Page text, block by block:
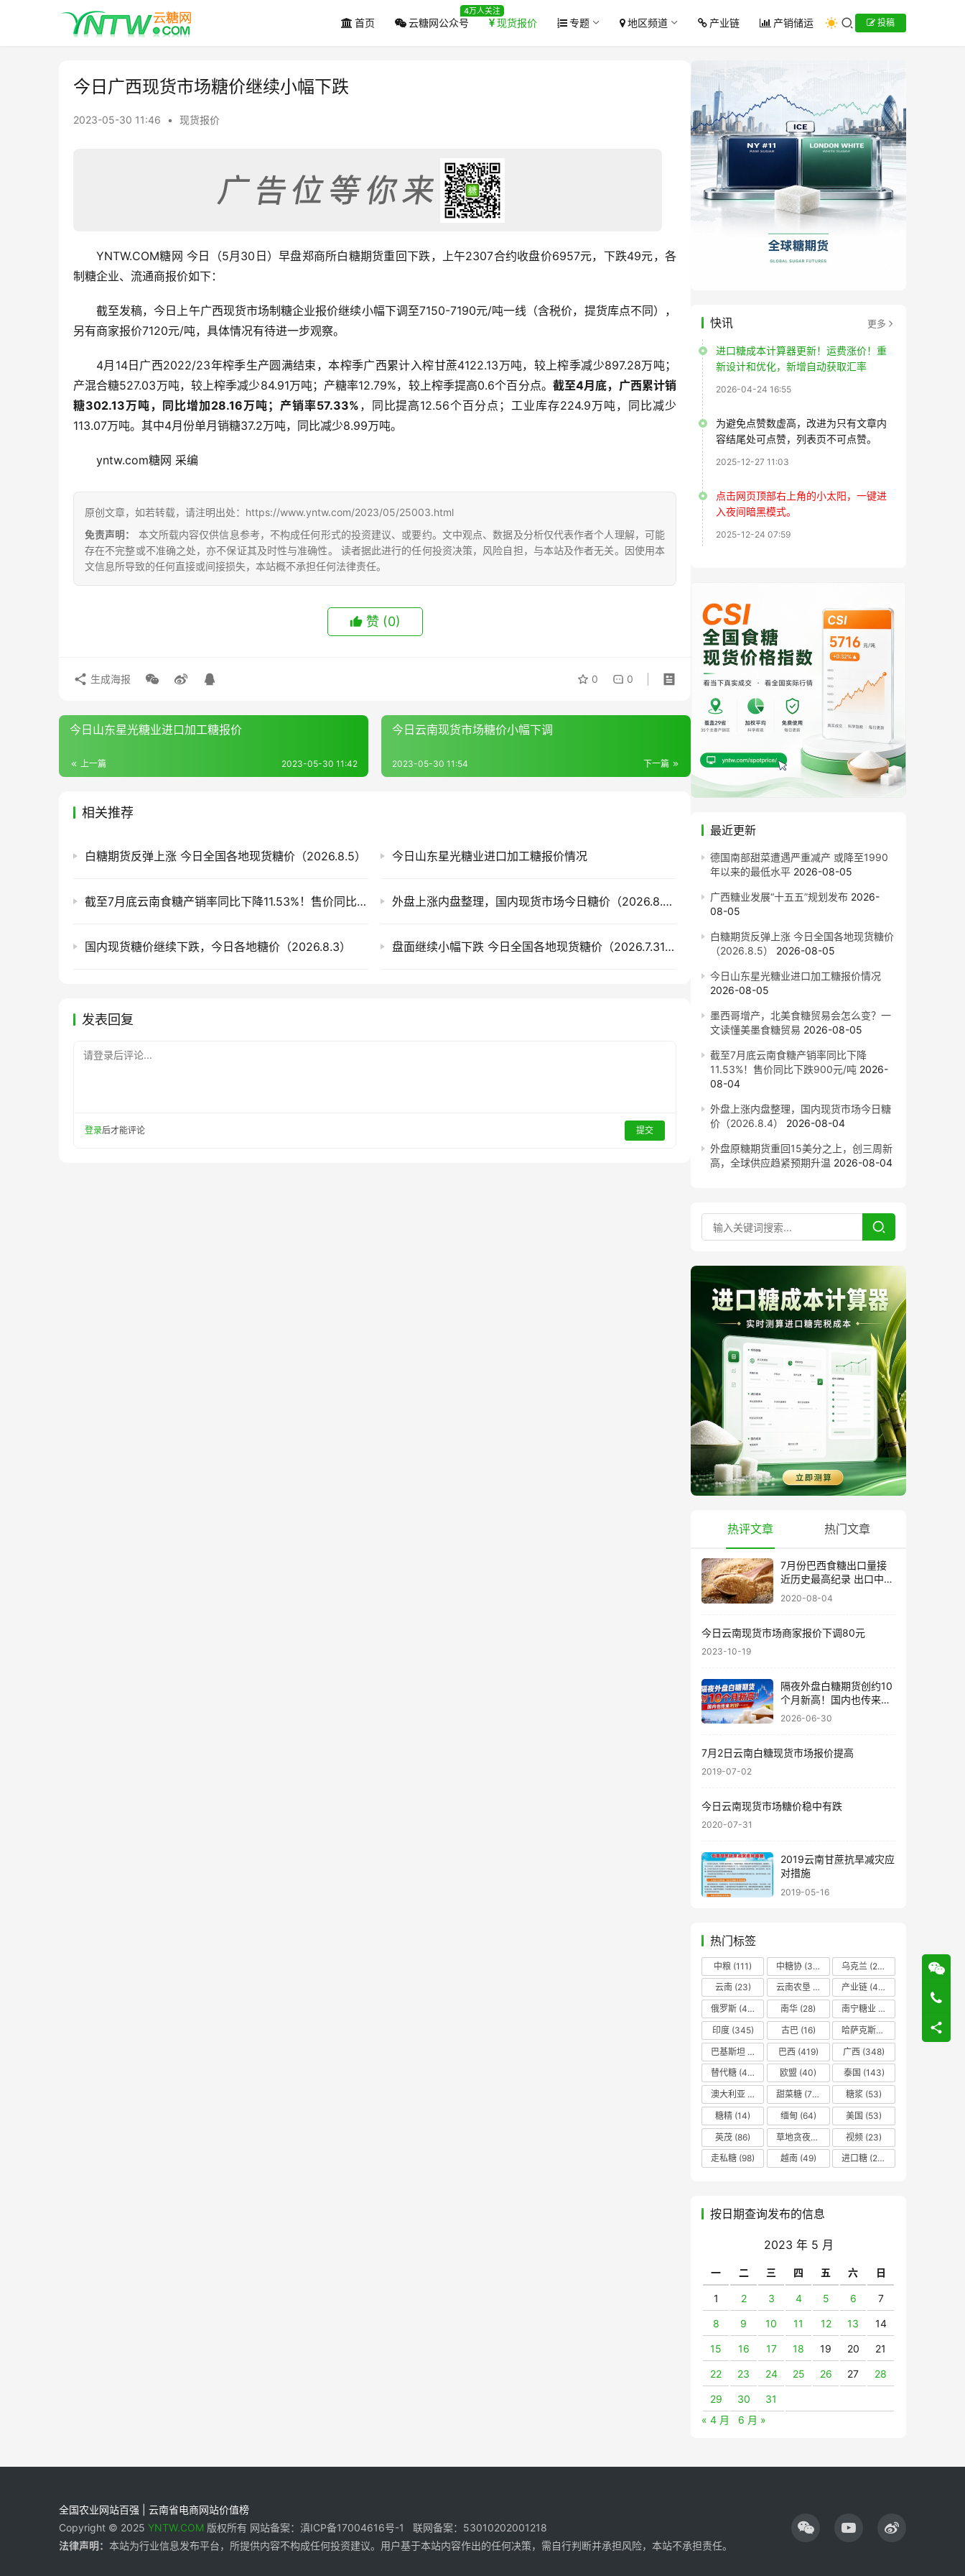
首页 云糖网公众号
4万人关注
现货报价 专题 地区频道 产业链 产销储运 投稿
今日广西现货市场糖价继续小幅下跌
2023-05-30 11:46 • 现货报价
YNTW.COM糖网 今日（5月30日）早盘郑商所白糖期货重回下跌，上午2307合约收盘价6957元，下跌49元，各
制糖企业、流通商报价如下：
截至发稿，今日上午广西现货市场制糖企业报价继续小幅下调至7150-7190元/吨一线（含税价，提货库点不同），
另有商家报价7120元/吨，具体情况有待进一步观察。
4月14日广西2022/23年榨季生产圆满结束，本榨季广西累计入榨甘蔗4122.13万吨，较上榨季减少897.28万吨；
产混合糖527.03万吨，较上榨季减少84.91万吨；产糖率12.79%，较上榨季提高0.6个百分点。 截至4月底，广西累计销
糖302.13万吨，同比增加28.16万吨；产销率57.33% ，同比提高12.56个百分点；工业库存224.9万吨，同比减少
113.07万吨。其中4月份单月销糖37.2万吨，同比减少8.99万吨。
yntw.com糖网 采编
原创文章，如若转载，请注明出处：https://www.yntw.com/2023/05/25003.html
免责声明：
本文所载内容仅供信息参考，不构成任何形式的投资建议、或要约。文中观点、数据及分析仅代表作者个人理解，可能
存在不完整或不准确之处，亦不保证其及时性与准确性。 读者据此进行的任何投资决策，风险自担，与本站及作者无关。因使用本
文信息所导致的任何直接或间接损失，本站概不承担任何法律责任。
赞 (0)
0 0
生成海报
今日山东星光糖业进口加工糖报价
上一篇 2023-05-30 11:42
今日云南现货市场糖价小幅下调
下一篇
2023-05-30 11:54
相关推荐
白糖期货反弹上涨 今日全国各地现货糖价（2026.8.5） 今日山东星光糖业进口加工糖报价情况
截至7月底云南食糖产销率同比下降11.53%！售价同比下跌900元/吨 外盘上涨内盘整理，国内现货市场今日糖价（2026.8.4）
国内现货糖价继续下跌，今日各地糖价（2026.8.3） 盘面继续小幅下跌 今日全国各地现货糖价（2026.7.31）
发表回复
请登录后评论...
登录后才能评论 提交
快讯 更多
进口糖成本计算器更新！运费涨价！重
新设计和优化，新增自动获取汇率
2026-04-24 16:55
为避免点赞数虚高，改进为只有文章内
容结尾处可点赞，列表页不可点赞。
2025-12-27 11:03
点击网页顶部右上角的小太阳，一键进
入夜间暗黑模式。
2025-12-24 07:59
最近更新
德国南部甜菜遭遇严重减产 或降至1990
年以来的最低水平 2026-08-05
广西糖业发展“十五五”规划发布 2026-
08-05
白糖期货反弹上涨 今日全国各地现货糖价
（2026.8.5）
2026-08-05
今日山东星光糖业进口加工糖报价情况
2026-08-05
墨西哥增产，北美食糖贸易会怎么变？一
文读懂美墨食糖贸易 2026-08-05
截至7月底云南食糖产销率同比下降
11.53%！售价同比下跌900元/吨 2026-
08-04
外盘上涨内盘整理，国内现货市场今日糖
价（2026.8.4）
2026-08-04
外盘原糖期货重回15美分之上，创三周新
高，全球供应趋紧预期升温 2026-08-04
热评文章 热门文章
7月份巴西食糖出口量接
近历史最高纪录 出口中国
超40万吨
2020-08-04
今日云南现货市场商家报价下调80元
2023-10-19
隔夜外盘白糖期货创约10
个月新高！国内也传来利
好……
2026-06-30
7月2日云南白糖现货市场报价提高
2019-07-02
今日云南现货市场糖价稳中有跌
2020-07-31
2019云南甘蔗抗旱减灾应
对措施
2019-05-16
热门标签
中粮 (111) 中糖协 (37) 乌克兰 (20)
云南(23) 云南农垦 产业链 (42)
俄罗斯 (43) 南华 (28) 南宁糖业
印度(345) 古巴(16) 哈萨克斯坦
巴基斯坦
巴西(419) 广西 (348)
替代糖 (48) 欧盟 (40) 泰国 (143)
澳大利亚
甜菜糖 (70) 糖浆 (53)
糖精 (14) 缅甸 (64) 美国 (53)
英茂 (86) 草地贪夜蛾 视频 (23)
走私糖 (98) 越南(49) 进口糖 (236)
按日期查询发布的信息
2023 年 5 月
一 二 三 四 五 六 日
1 2 3 4 5 6 7
8 9 10 11 12 13 14
15 16 17 18 19 20 21
22 23 24 25 26 27 28
29 30
31
« 4 月
6 月 »
全国农业网站百强 | 云南省电商网站价值榜
Copyright © 2025 YNTW.COM 版权所有 网站备案：滇ICP备17004616号-1 联网备案：53010202001218
法律声明： 本站为行业信息发布平台，所提供内容不构成任何投资建议。用户基于本站内容作出的任何决策，需自行判断并承担风险，本站不承担责任。